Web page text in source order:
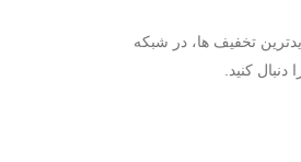
تخفیف ها، در شبکه
کنید.